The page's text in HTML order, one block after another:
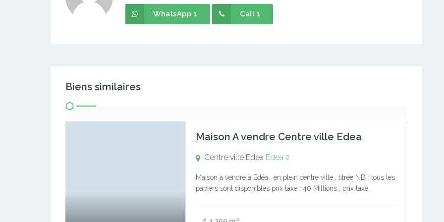
WhatsApp 1 Call 1
Biens similaires
Maison A vendre Centre ville Edea
Centre ville Edea Edea 2
Maison à vendre à Edéa , en plein centre ville , titrée NB : tous les
papiers sont disponibles prix taxé : 40 Millions , prix taxé.